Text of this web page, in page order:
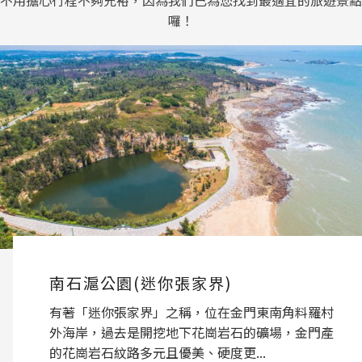
囉！
古寧頭戰史館
西元1949年10月25日，發生著名的「古寧頭戰